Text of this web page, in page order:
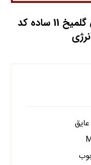
مغزي فلزي ابکاري مخصوص گلمیخ 11 ساده کد